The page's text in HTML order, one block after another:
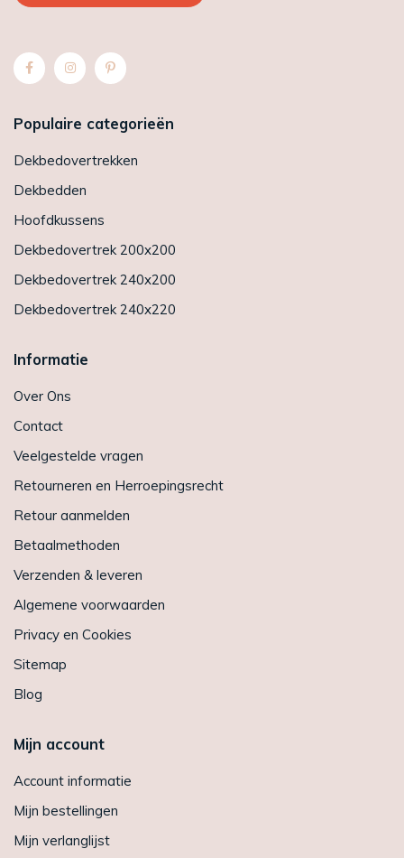
Populaire categorieën
Dekbedovertrekken
Dekbedden
Hoofdkussens
Dekbedovertrek 200x200
Dekbedovertrek 240x200
Dekbedovertrek 240x220
Informatie
Over Ons
Contact
Veelgestelde vragen
Retourneren en Herroepingsrecht
Retour aanmelden
Betaalmethoden
Verzenden & leveren
Algemene voorwaarden
Privacy en Cookies
Sitemap
Blog
Mijn account
Account informatie
Mijn bestellingen
Mijn verlanglijst